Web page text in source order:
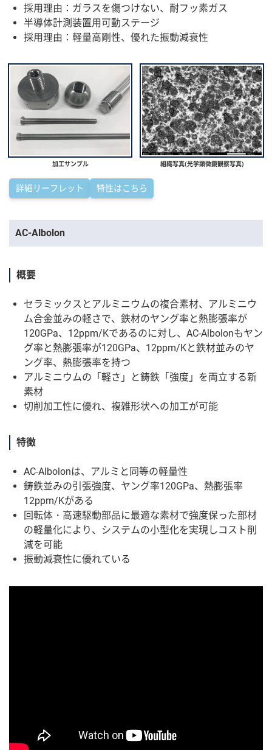
採用理由：ガラスを傷つけない、耐フッ素ガス
半導体計測装置用可動ステージ
採用理由：軽量高剛性、優れた振動減衰性
加工サンプル 組織写真(光学顕微鏡観察写真)
詳細リーフレット 特性はこちら
AC-Albolon
概要
セラミックスとアルミニウムの複合素材、アルミニウ
ム合金並みの軽さで、鉄材のヤング率と熱膨張率が
120GPa、12ppm/Kであるのに対し、AC-Albolonもヤン
グ率と熱膨張率が120GPa、12ppm/Kと鉄材並みのヤ
ング率、熱膨張率を持つ
アルミニウムの「軽さ」と鋳鉄「強度」を両立する新
素材
切削加工性に優れ、複雑形状への加工が可能
特徴
AC-Albolonは、アルミと同等の軽量性
鋳鉄並みの引張強度、ヤング率120GPa、熱膨張率
12ppm/Kがある
回転体・高速駆動部品に最適な素材で強度保った部材
の軽量化により、システムの小型化を実現しコスト削
減を可能
振動減衰性に優れている